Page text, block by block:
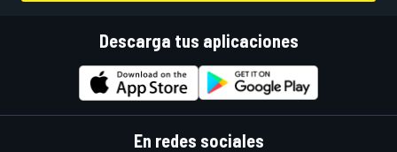
Descarga tus aplicaciones
En redes sociales